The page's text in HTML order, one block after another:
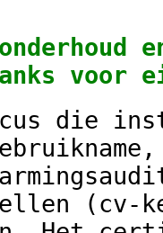
voor
die
(cv-